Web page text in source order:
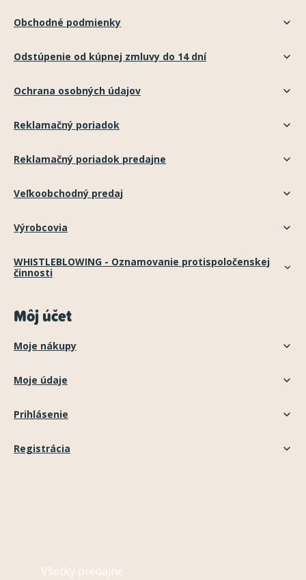
Obchodné podmienky
Odstúpenie od kúpnej zmluvy do 14 dní
Ochrana osobných údajov
Reklamačný poriadok
Reklamačný poriadok predajne
Veľkoobchodný predaj
Výrobcovia
WHISTLEBLOWING - Oznamovanie protispoločenskej
činnosti
Môj účet
Moje nákupy
Moje údaje
Prihlásenie
Registrácia
Všetky predajne